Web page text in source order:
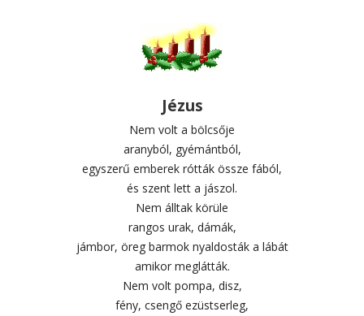
Jézus
Nem volt a bölcsője
aranyból, gyémántból,
egyszerű emberek rótták össze fából,
és szent lett a jászol.
Nem álltak körüle
rangos urak, dámák,
jámbor, öreg barmok nyaldosták a lábát
amikor meglátták.
Nem volt pompa, disz,
fény, csengő ezüstserleg,